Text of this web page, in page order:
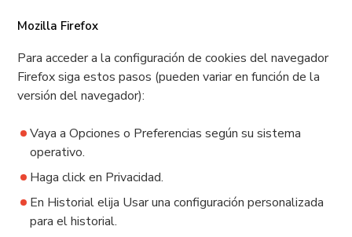
Mozilla Firefox
Para acceder a la configuración de cookies del navegador
Firefox siga estos pasos (pueden variar en función de la
versión del navegador):
Vaya a Opciones o Preferencias según su sistema
operativo.
Haga click en Privacidad.
En Historial elija Usar una configuración personalizada
para el historial.